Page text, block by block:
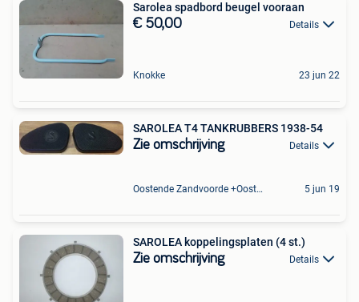
Sarolea spadbord beugel vooraan
€ 50,00 Details
Knokke 23 jun 22
SAROLEA T4 TANKRUBBERS 1938-54
Zie omschrijving Details
Oostende Zandvoorde +Oostende 5 jun 19
SAROLEA koppelingsplaten (4 st.)
Zie omschrijving Details